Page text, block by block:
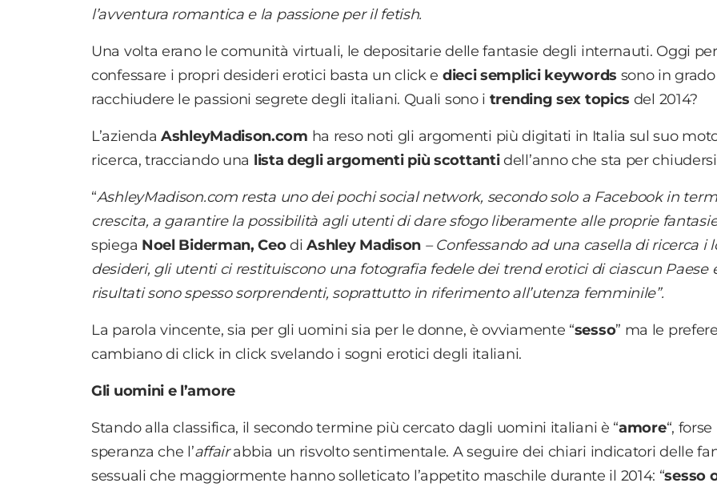
l’avventura romantica e la passione per il fetish.
Una volta erano le comunità virtuali, le depositarie delle fantasie degli internauti. Oggi per
confessare i propri desideri erotici basta un click e dieci semplici keywords sono in
racchiudere le passioni segrete degli italiani. Quali sono i trending sex topics del 2014?
L’azienda AshleyMadison.com ha reso noti gli argomenti più digitati in Italia sul suo
ricerca, tracciando una lista degli argomenti più scottantidell’anno che sta per
“AshleyMadison.com resta uno dei pochi social network, secondo solo a Facebook in
crescita, a garantire la possibilità agli utenti di dare sfogo liberamente alle proprie
spiega Noel Biderman, CeodiAshley Madison – Confessando ad una casella di ricerca i
desideri, gli utenti ci restituiscono una fotografia fedele dei trend erotici di ciascun Paese
risultati sono spesso sorprendenti, soprattutto in riferimento all’utenza femminile”.
La parola vincente, sia per gli uomini sia per le donne, è ovviamente “sesso” ma le
cambiano di click in click svelando i sogni erotici degli italiani.
Gli uomini e l’amore
Stando alla classifica, il secondo termine più cercato dagli uomini italiani è “amore“,
speranza che l’affairabbia un risvolto sentimentale. A seguire dei chiari indicatori delle
sessuali che maggiormente hanno solleticato l’appetito maschile durante il 2014: “sesso